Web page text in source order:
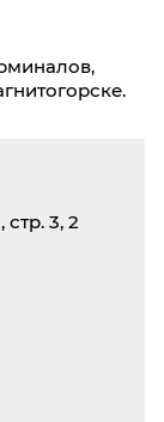
стр. 3, 2